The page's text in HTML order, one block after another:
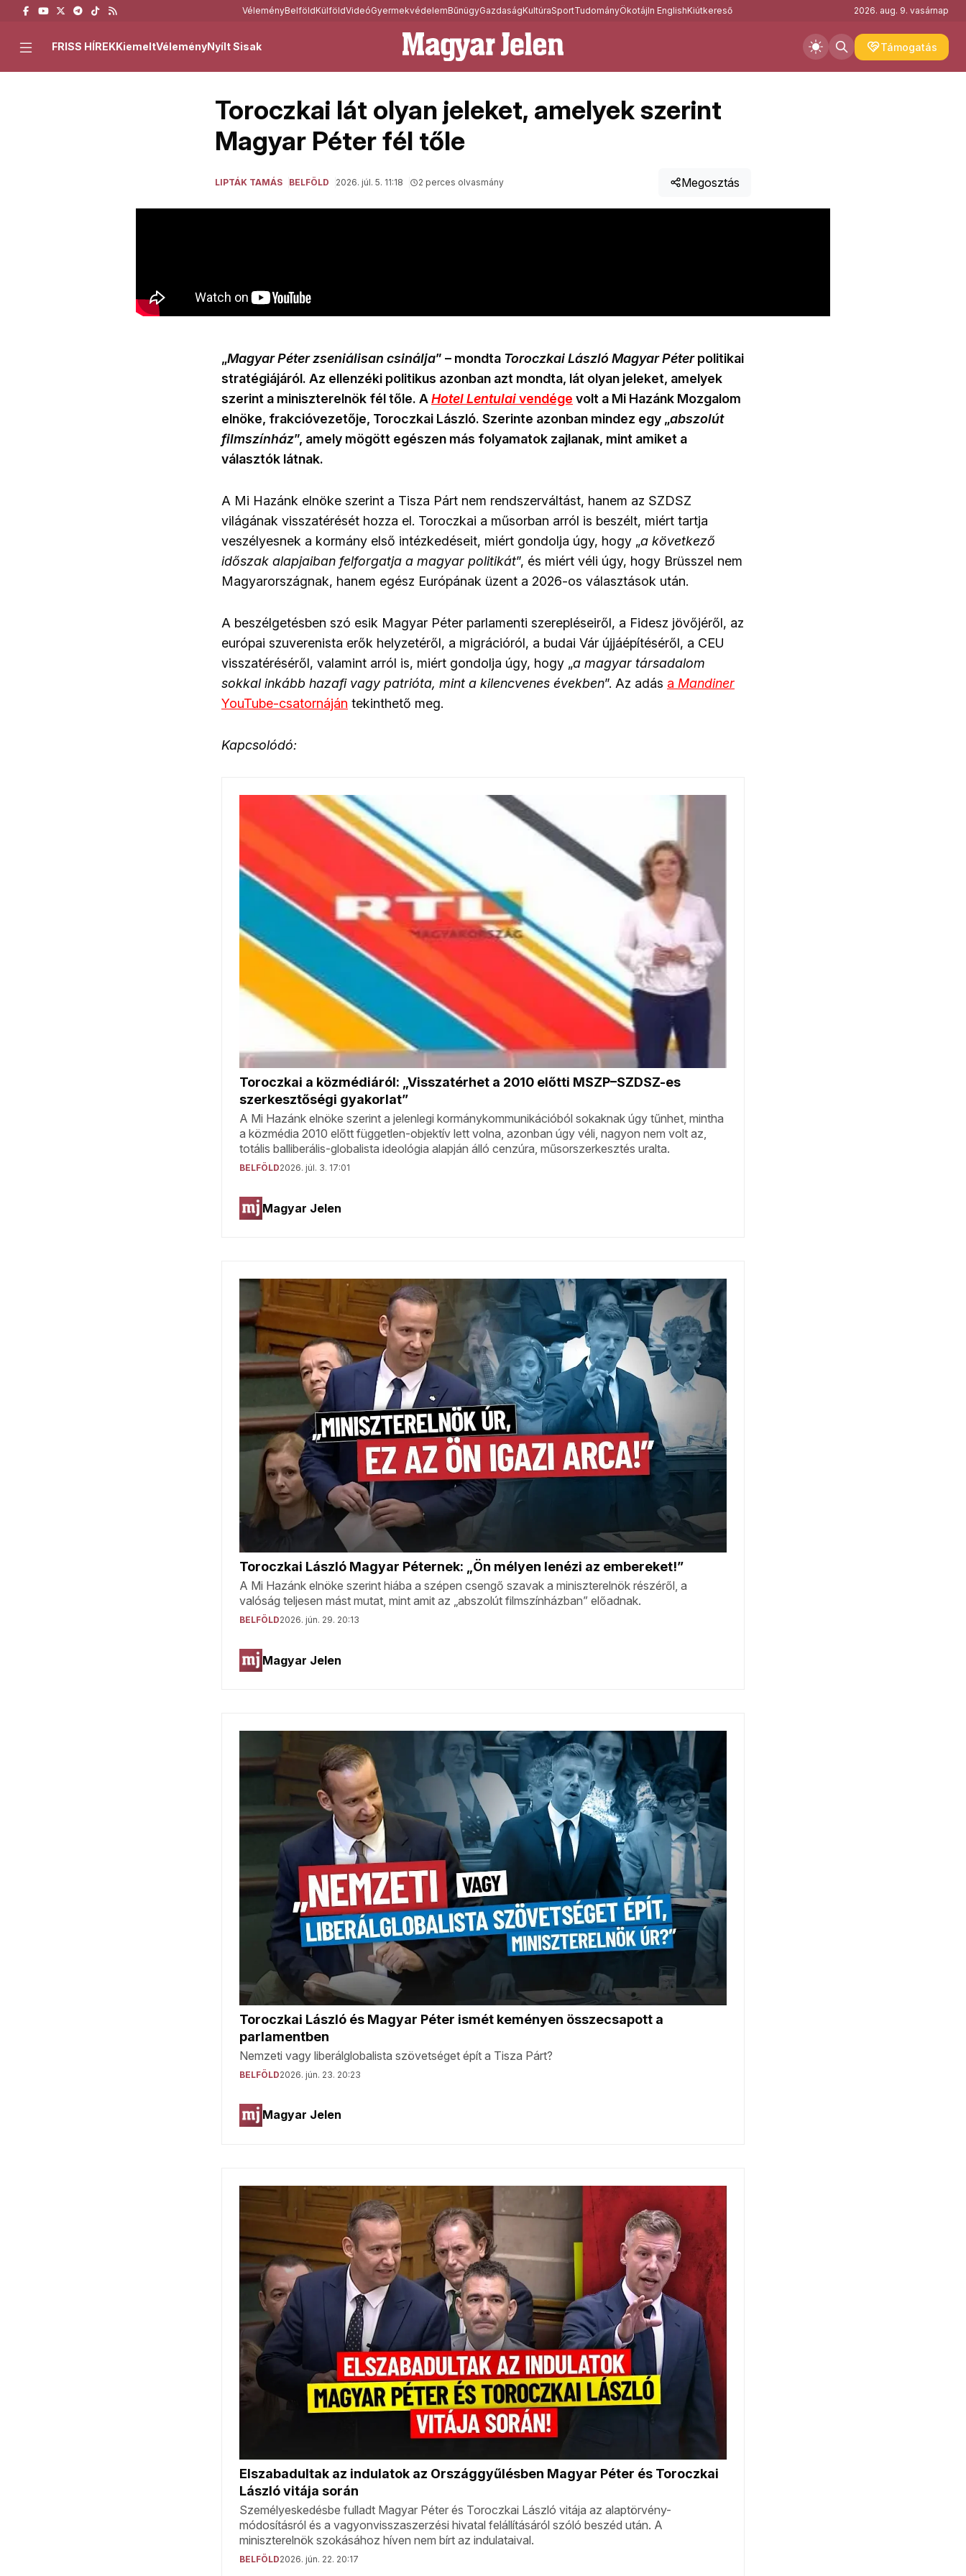
VéleményBelföldKülföldVideóGyermekvédelemBűnügyGazdaságKultúraSportTudományÖkotájIn EnglishKiútkereső 2026. aug. 9. vasárnap
Támogatás
FRISS HÍREKKiemeltVéleményNyílt Sisak
Toroczkai lát olyan jeleket, amelyek szerint
Magyar Péter fél tőle
LIPTÁK TAMÁS BELFÖLD 2026. júl. 5. 11:18 2 perces olvasmány Megosztás
„Magyar Péter zseniálisan csinálja” – mondta Toroczkai LászlóMagyar Péterpolitikai
stratégiájáról. Az ellenzéki politikus azonban azt mondta, lát olyan jeleket, amelyek
szerint a miniszterelnök fél tőle. AHotel Lentulaivendége volt a Mi Hazánk Mozgalom
elnöke, frakcióvezetője, Toroczkai László. Szerinte azonban mindez egy „abszolút
filmszínház”, amely mögött egészen más folyamatok zajlanak, mint amiket a
választók látnak.
A Mi Hazánk elnöke szerint a Tisza Párt nem rendszerváltást, hanem az SZDSZ
világának visszatérését hozza el. Toroczkai a műsorban arról is beszélt, miért tartja
veszélyesnek a kormány első intézkedéseit, miért gondolja úgy, hogy „a következő
időszak alapjaiban felforgatja a magyar politikát”, és miért véli úgy, hogy Brüsszel nem
Magyarországnak, hanem egész Európának üzent a 2026-os választások után.
A beszélgetésben szó esik Magyar Péter parlamenti szerepléseiről, a Fidesz jövőjéről, az
európai szuverenista erők helyzetéről, a migrációról, a budai Vár újjáépítéséről, a CEU
visszatéréséről, valamint arról is, miért gondolja úgy, hogy „a magyar társadalom
sokkal inkább hazafi vagy patrióta, mint a kilencvenes években”. Az adás a Mandiner
YouTube-csatornáján tekinthető meg.
Kapcsolódó: